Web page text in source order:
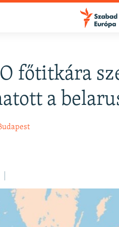
főtitkára
a